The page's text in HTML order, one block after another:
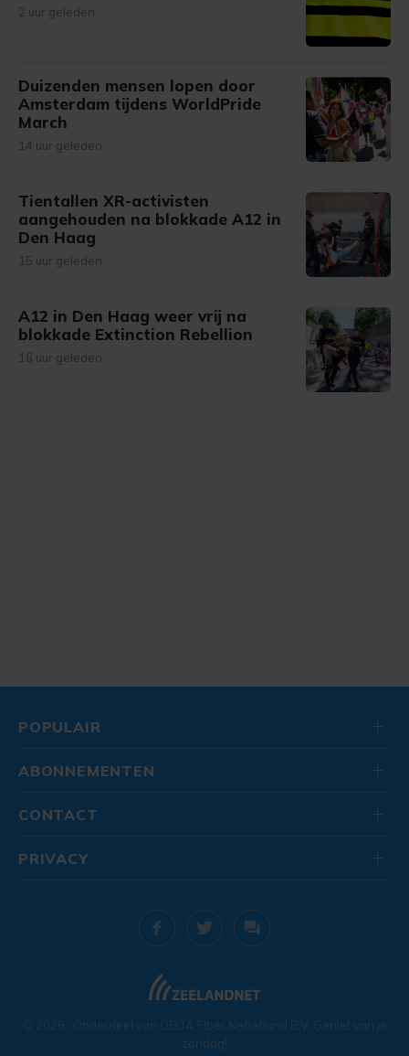
2 uur geleden
Duizenden mensen lopen door
Amsterdam tijdens WorldPride
March
14 uur geleden
Tientallen XR-activisten
aangehouden na blokkade A12 in
Den Haag
15 uur geleden
A12 in Den Haag weer vrij na
blokkade Extinction Rebellion
16 uur geleden
POPULAIR
ABONNEMENTEN
CONTACT
© 2026 . Onderdeel van DELTA Fiber Nederland B.V. Geniet van je
zondag!
PRIVACY